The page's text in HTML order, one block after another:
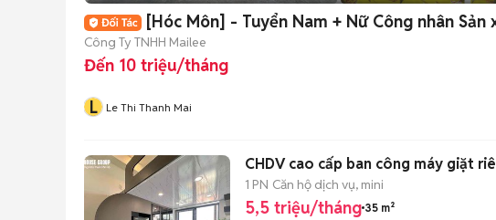
[Hóc Môn] - Tuyển Nam + Nữ Công nhân Sản
Công Ty TNHH Mailee
Đến 10 triệu/tháng
L Le Thi Thanh Mai
CHDV cao cấp ban công máy giặt
1 PN Căn hộ dịch vụ, mini
5,5 triệu/tháng 35 m²